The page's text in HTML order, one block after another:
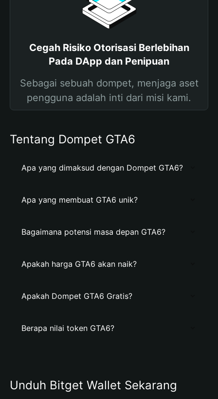
Cegah Risiko Otorisasi Berlebihan
Pada DApp dan Penipuan
Sebagai sebuah dompet, menjaga aset
pengguna adalah inti dari misi kami.
Tentang Dompet GTA6
Apa yang dimaksud dengan Dompet GTA6?
Apa yang membuat GTA6 unik?
Bagaimana potensi masa depan GTA6?
Apakah harga GTA6 akan naik?
Apakah Dompet GTA6 Gratis?
Berapa nilai token GTA6?
Unduh Bitget Wallet Sekarang